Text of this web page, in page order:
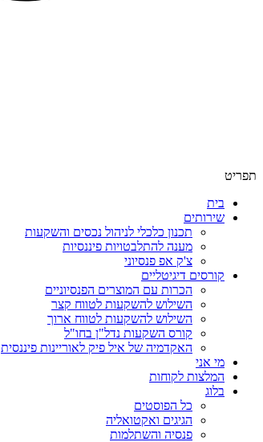
תפריט
בית
שירותים
תכנון כלכלי לניהול נכסים והשקעות
מענה להתלבטויות פיננסיות
צ'ק אפ פנסיוני
קורסים דיגיטליים
הכרות עם המוצרים הפנסיוניים
השילוש להשקעות לטווח קצר
השילוש להשקעות לטווח ארוך
קורס השקעות נדל"ן בחו"ל
האקדמיה של איל פיק לאוריינות פיננסית
מי אני
המלצות לקוחות
בלוג
כל הפוסטים
הגיגים ואקטואליה
פנסיה והשתלמות